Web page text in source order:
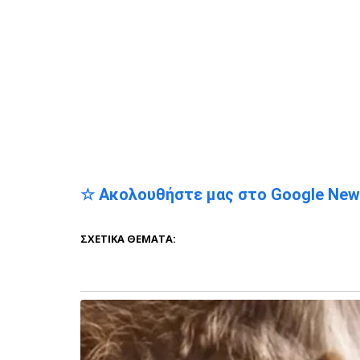
☆ Ακολουθήστε μας στο Google
ΣΧΕΤΙΚΆ ΘΈΜΑΤΑ: